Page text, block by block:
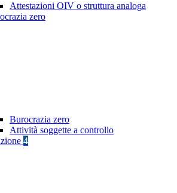
Attestazioni OIV o struttura analoga
zero
Burocrazia zero
Attività soggette a controllo
4